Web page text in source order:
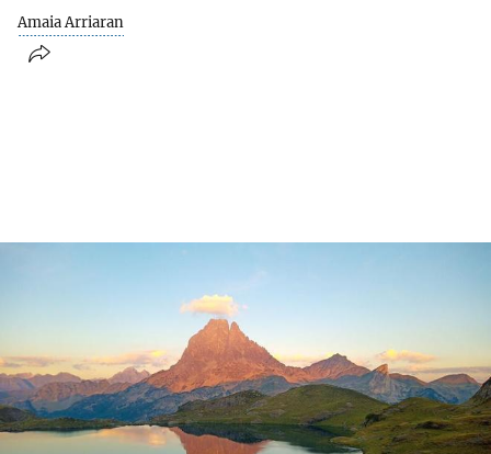
Amaia Arriaran